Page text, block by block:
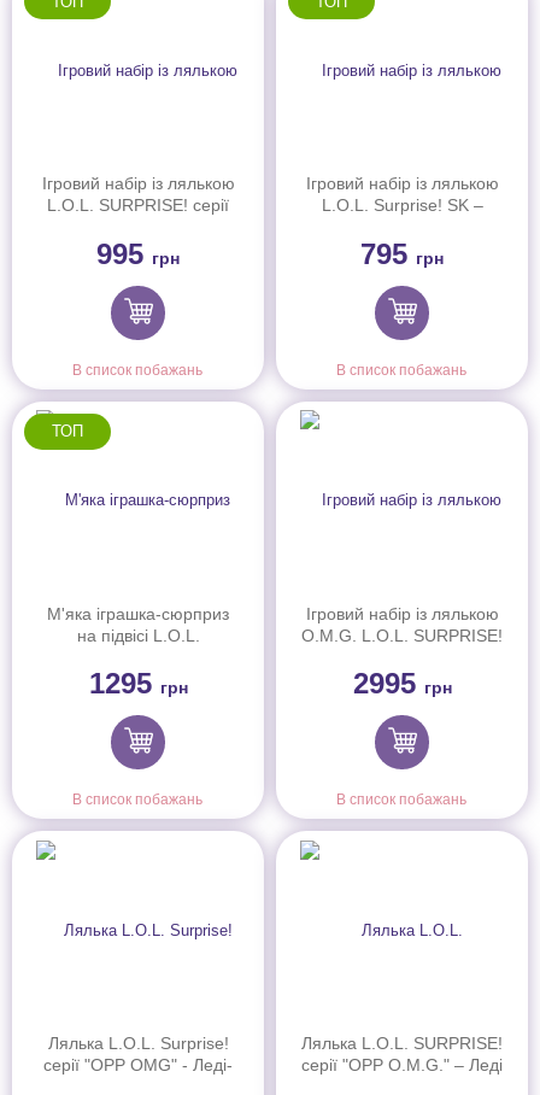
Ігровий набір із лялькою
L.O.L. SURPRISE! серії
Shortcake" – ШАРЛОТТА
СУНИЧКА І ДРУЗІ
(596530)
995 грн
В список побажань
Ігровий набір із лялькою
L.O.L. Surprise! SK –
(121343)
795 грн
В список побажань
ТОП
М'яка іграшка-сюрприз
на підвісі L.O.L.
ПУХНАСТИЙ МАСКАРАД
(249498)
1295 грн
В список побажань
Ігровий набір із лялькою
O.M.G. L.O.L. SURPRISE!
(591559)
2995 грн
В список побажань
Лялька L.O.L. Surprise!
серії "OPP OMG" - Леді-
Лялька L.O.L. SURPRISE!
серії "OPP O.M.G." – Леді